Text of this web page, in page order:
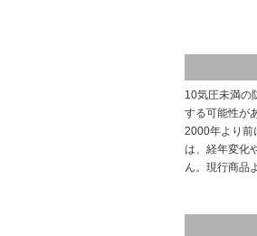
10気圧未満の
する可能性が
2000年より前
は、経年変化
ん。現行商品